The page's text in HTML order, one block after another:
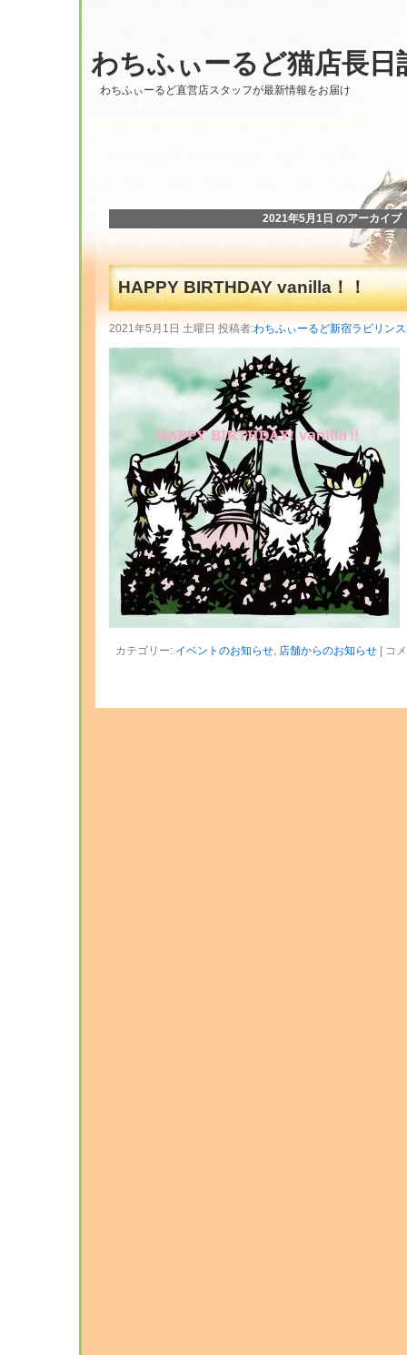
わちふぃーるど猫店長日
わちふぃーるど直営店スタッフが最新情報をお届け
2021年5月1日 のアーカイブ
HAPPY BIRTHDAY vanilla！！
2021年5月1日 土曜日 投稿者:わちふぃーるど新宿ラビリン
カテゴリー: イベントのお知らせ, 店舗からのお知らせ| コ